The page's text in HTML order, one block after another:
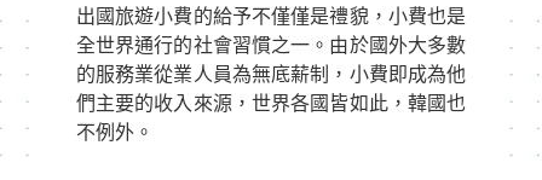
出國旅遊小費的給予不僅僅是禮貌，小費也是
全世界通行的社會習慣之一。由於國外大多數
的服務業從業人員為無底薪制，小費即成為他
們主要的收入來源，世界各國皆如此，韓國也
不例外。